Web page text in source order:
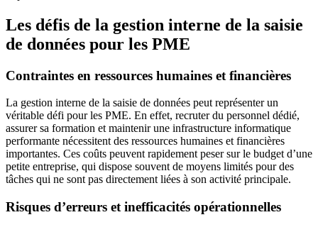
Les défis de la gestion interne de la saisie
de données pour les PME
Contraintes en ressources humaines et financières
La gestion interne de la saisie de données peut représenter un
véritable défi pour les PME. En effet, recruter du personnel dédié,
assurer sa formation et maintenir une infrastructure informatique
performante nécessitent des ressources humaines et financières
importantes. Ces coûts peuvent rapidement peser sur le budget d’une
petite entreprise, qui dispose souvent de moyens limités pour des
tâches qui ne sont pas directement liées à son activité principale.
Risques d’erreurs et inefficacités opérationnelles